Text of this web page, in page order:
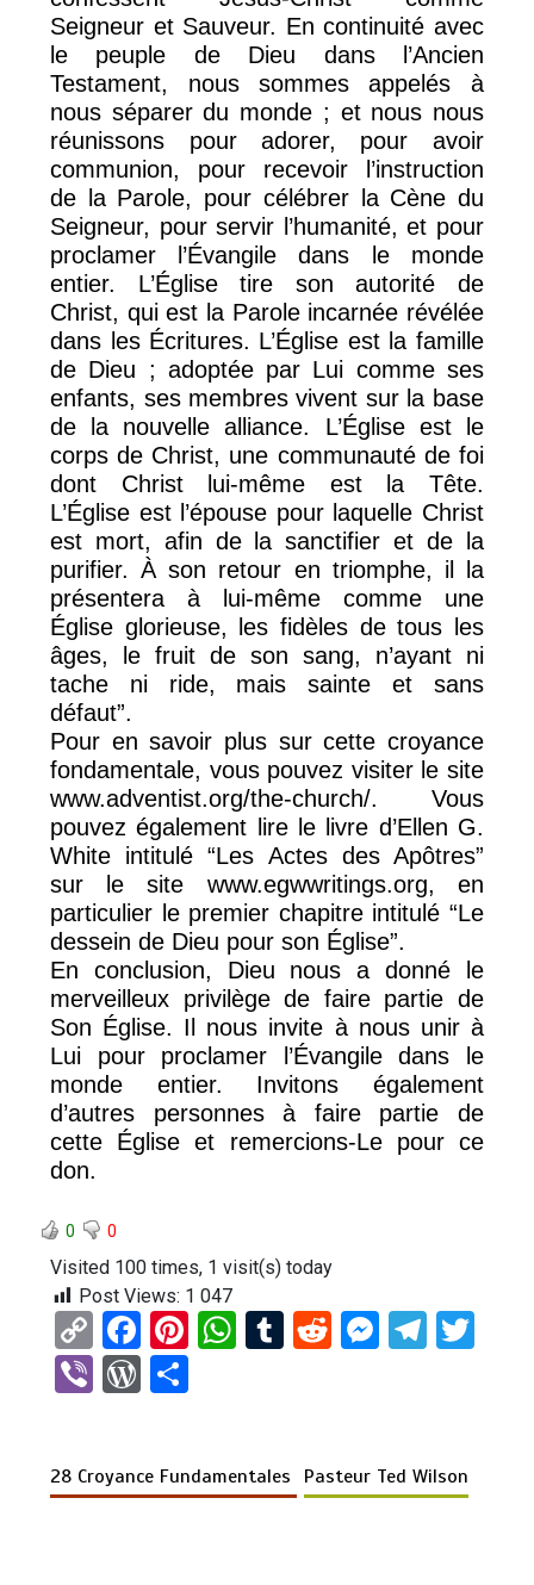
Seigneur et Sauveur. En continuité avec
le peuple de Dieu dans l’Ancien
Testament, nous sommes appelés à
nous séparer du monde ; et nous nous
réunissons pour adorer, pour avoir
communion, pour recevoir l’instruction
de la Parole, pour célébrer la Cène du
Seigneur, pour servir l’humanité, et pour
proclamer l’Évangile dans le monde
entier. L’Église tire son autorité de
Christ, qui est la Parole incarnée révélée
dans les Écritures. L’Église est la famille
de Dieu ; adoptée par Lui comme ses
enfants, ses membres vivent sur la base
de la nouvelle alliance. L’Église est le
corps de Christ, une communauté de foi
dont Christ lui-même est la Tête.
L’Église est l’épouse pour laquelle Christ
est mort, afin de la sanctifier et de la
purifier. À son retour en triomphe, il la
présentera à lui-même comme une
Église glorieuse, les fidèles de tous les
âges, le fruit de son sang, n’ayant ni
tache ni ride, mais sainte et sans
défaut”.
Pour en savoir plus sur cette croyance
fondamentale, vous pouvez visiter le site
www.adventist.org/the-church/. Vous
pouvez également lire le livre d’Ellen G.
White intitulé “Les Actes des Apôtres”
sur le site www.egwwritings.org, en
particulier le premier chapitre intitulé “Le
dessein de Dieu pour son Église”.
En conclusion, Dieu nous a donné le
merveilleux privilège de faire partie de
Son Église. Il nous invite à nous unir à
Lui pour proclamer l’Évangile dans le
monde entier. Invitons également
d’autres personnes à faire partie de
cette Église et remercions-Le pour ce
don.
0 0
Visited 100 times, 1 visit(s) today
Post Views: 1 047
C
o
py
n
F
a
ce
o
Pi
t
W
A
T
r
R
t
M
g
T
a
Vi W
Pr g
28 Croyance Fundamentales Pasteur Ted Wilson